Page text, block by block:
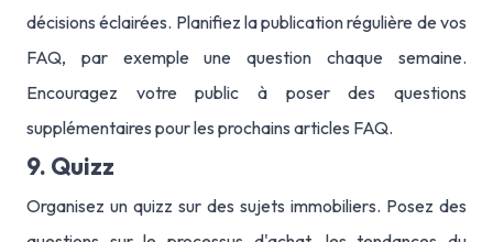
décisions éclairées. Planifiez la publication régulière de vos
FAQ, par exemple une question chaque semaine.
Encouragez votre public à poser des questions
supplémentaires pour les prochains articles FAQ.
9. Quizz
Organisez un quizz sur des sujets immobiliers. Posez des